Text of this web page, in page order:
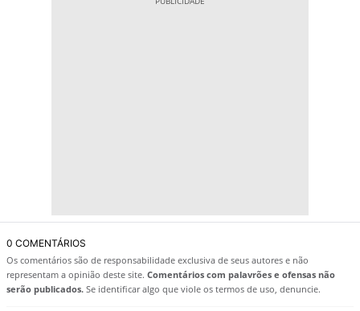
0 COMENTÁRIOS
Os comentários são de responsabilidade exclusiva de seus autores e não
representam a opinião deste site. Comentários com palavrões e ofensas não
serão publicados. Se identificar algo que viole os termos de uso, denuncie.